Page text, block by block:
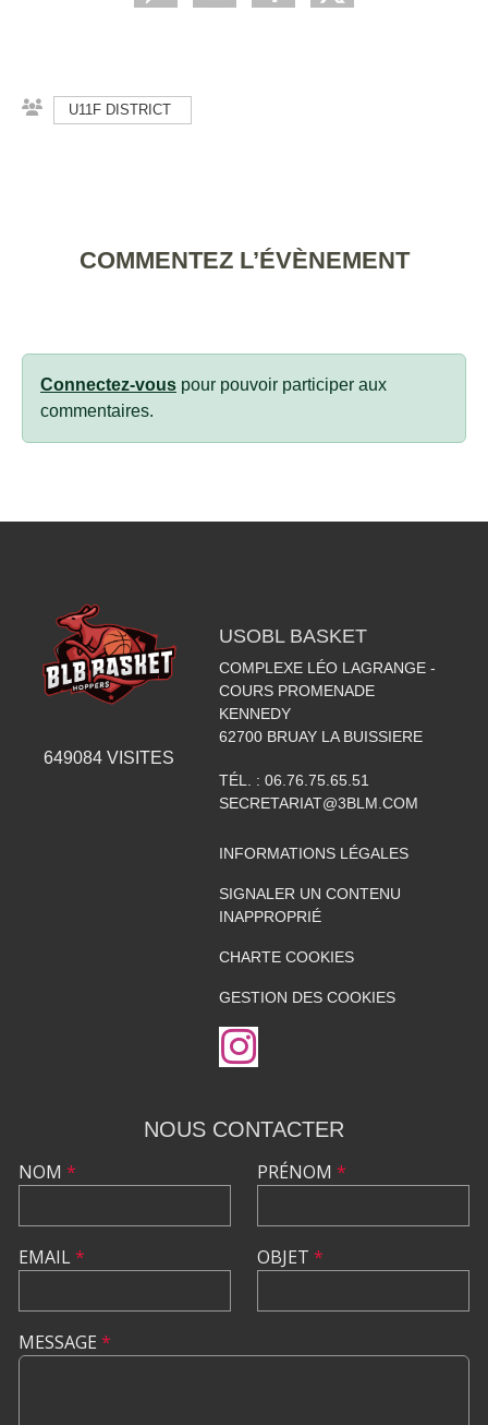
U11F DISTRICT
COMMENTEZ L’ÉVÈNEMENT
Connectez-vous pour pouvoir participer aux
commentaires.
649084 VISITES
USOBL BASKET
COMPLEXE LÉO LAGRANGE -
COURS PROMENADE
KENNEDY
62700 BRUAY LA BUISSIERE
TÉL. : 06.76.75.65.51
SECRETARIAT@3BLM.COM
INFORMATIONS LÉGALES
SIGNALER UN CONTENU
INAPPROPRIÉ
CHARTE COOKIES
GESTION DES COOKIES
NOUS CONTACTER
NOM *
EMAIL*
PRÉNOM *
OBJET *
MESSAGE *